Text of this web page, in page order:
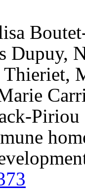
Dupuy,
Thieriet,